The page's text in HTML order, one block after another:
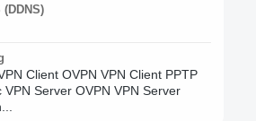
Client OVPN VPN Client PPTP
VPN Server OVPN VPN Server